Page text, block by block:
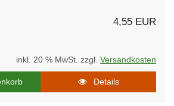
4,55 EUR
inkl. 20 % MwSt. zzgl. Versandkosten
Details